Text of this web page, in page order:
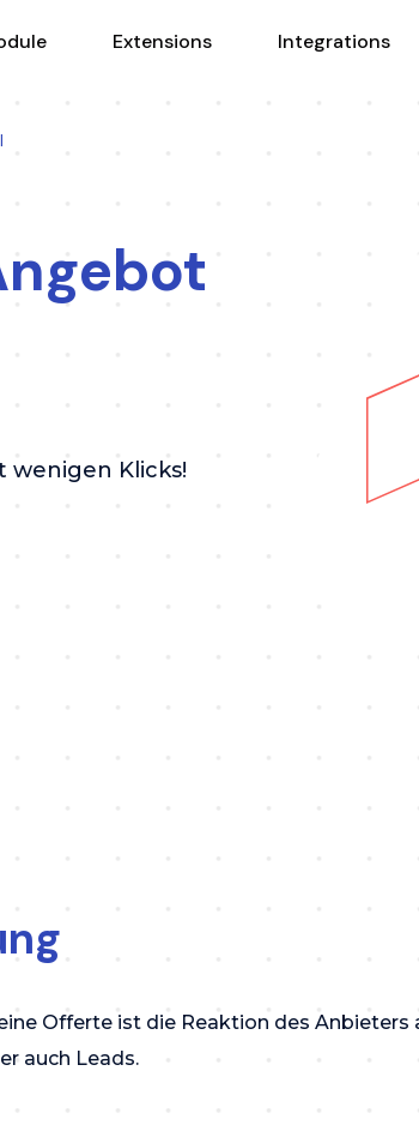
Extensions Integrations
wenigen Klicks!
Offerte ist die Reaktion des Anbieters
auch Leads.